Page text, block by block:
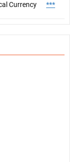
Currency
***